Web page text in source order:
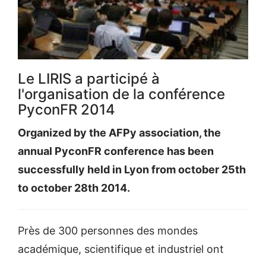
Le LIRIS a participé à
l'organisation de la conférence
PyconFR 2014
Organized by the AFPy association, the
annual PyconFR conference has been
successfully held in Lyon from october 25th
to october 28th 2014.
Près de 300 personnes des mondes
académique, scientifique et industriel ont